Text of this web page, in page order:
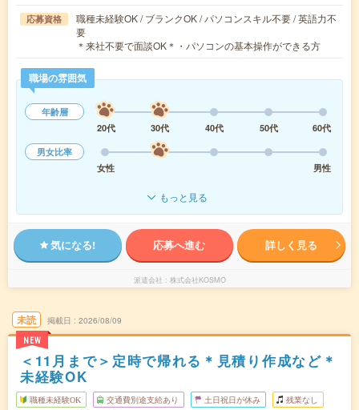
応募資格
職種未経験OK / ブランクOK / パソコンスキル不要 / 英語力不
要
＊来社不要で面談OK＊・パソコンの基本操作ができる方
職場の雰囲気
年齢層
20代
30代 40代 50代
60代
男女比率
女性
男性
もっと見る
気になる! 応募へ進む 詳しく見る
派遣会社 株式会社KOSMO
未読
NEW
掲載日 2026/08/09
＜11月まで＞定時で帰れる＊見積り作成など＊
未経験OK
職種未経験OK 交通費別途支給あり 土日祝日が休み 残業なし